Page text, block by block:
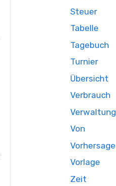
Steuer
Tabelle
Tagebuch
Turnier
Übersicht
Verbrauch
Verwaltung
Von
Vorhersage
Vorlage
Zeit